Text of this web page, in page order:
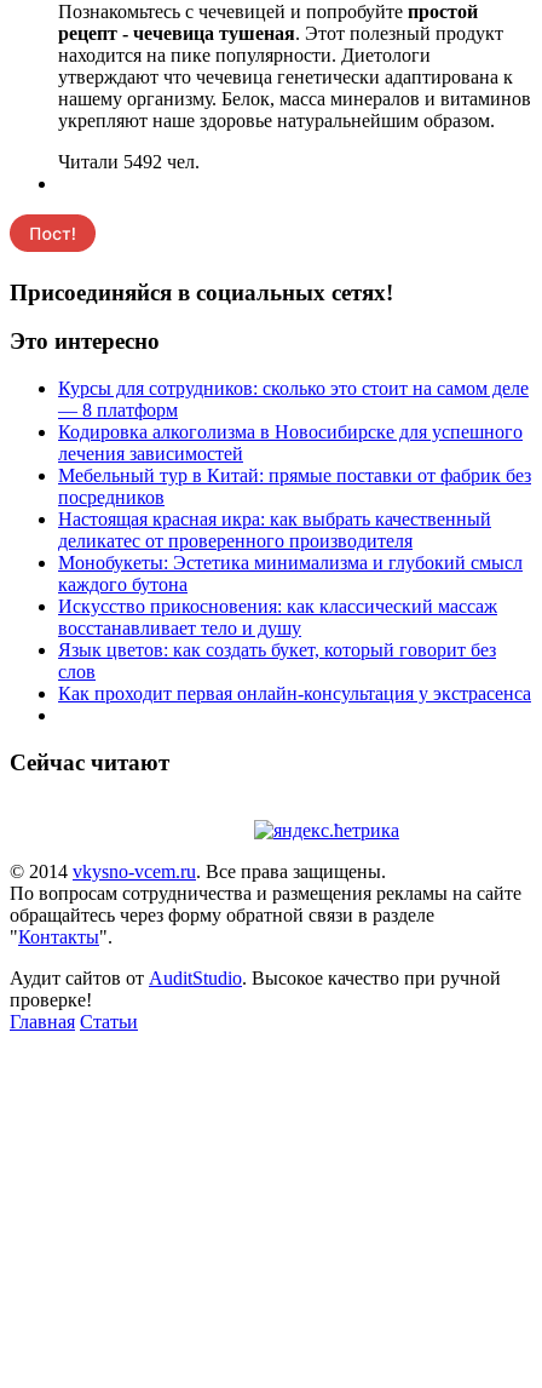
Познакомьтесь с чечевицей и попробуйте простой
рецепт - чечевица тушеная. Этот полезный продукт
находится на пике популярности. Диетологи
утверждают что чечевица генетически адаптирована к
нашему организму. Белок, масса минералов и витаминов
укрепляют наше здоровье натуральнейшим образом.
Читали 5492 чел.
Присоединяйся в социальных сетях!
Это интересно
Курсы для сотрудников: сколько это стоит на самом деле
— 8 платформ
Кодировка алкоголизма в Новосибирске для успешного
лечения зависимостей
Мебельный тур в Китай: прямые поставки от фабрик без
посредников
Настоящая красная икра: как выбрать качественный
деликатес от проверенного производителя
Монобукеты: Эстетика минимализма и глубокий смысл
каждого бутона
Искусство прикосновения: как классический массаж
восстанавливает тело и душу
Язык цветов: как создать букет, который говорит без
слов
Как проходит первая онлайн-консультация у экстрасенса
Сейчас читают
© 2014 vkysno-vcem.ru. Все права защищены.
По вопросам сотрудничества и размещения рекламы на сайте
обращайтесь через форму обратной связи в разделе
"Контакты".
Аудит сайтов от AuditStudio. Высокое качество при ручной
проверке!
Главная Статьи